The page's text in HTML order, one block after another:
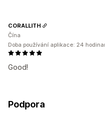
Good!
CORALLITH
Čína
Doba používání aplikace: 24
Podpora